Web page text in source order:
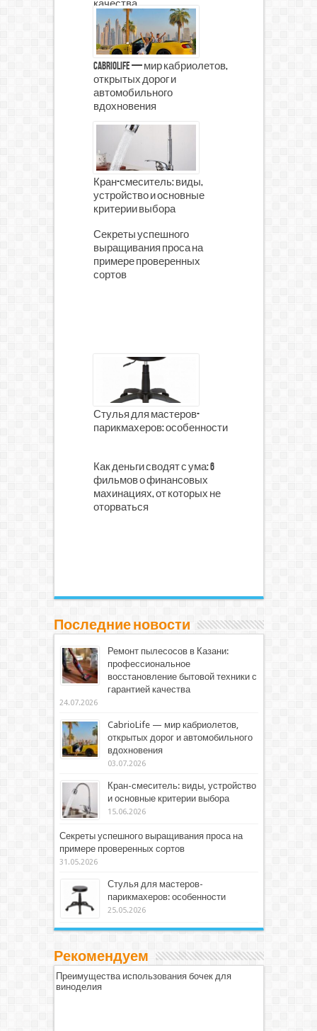
качества
CabrioLife — мир кабриолетов,
открытых дорог и
автомобильного
вдохновения
Кран-смеситель: виды,
устройство и основные
критерии выбора
Секреты успешного
выращивания проса на
примере проверенных
сортов
Стулья для мастеров-
парикмахеров: особенности
Как деньги сводят с ума: 6
фильмов о финансовых
махинациях, от которых не
оторваться
Последние новости
Ремонт пылесосов в Казани:
профессиональное
восстановление бытовой техники с
гарантией качества
24.07.2026
CabrioLife — мир кабриолетов,
открытых дорог и автомобильного
вдохновения
03.07.2026
Кран-смеситель: виды, устройство
и основные критерии выбора
15.06.2026
Секреты успешного выращивания проса на
примере проверенных сортов
31.05.2026
Стулья для мастеров-
парикмахеров: особенности
25.05.2026
Рекомендуем
Преимущества использования бочек для
виноделия